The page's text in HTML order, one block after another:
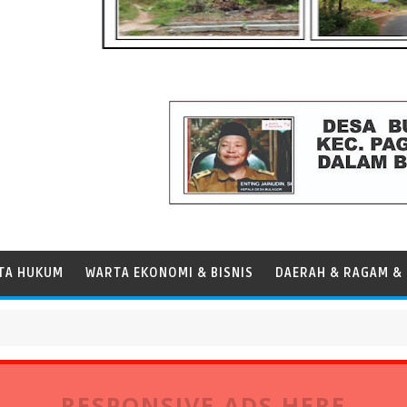
HUKUM WARTA EKONOMI & BISNIS DAERAH & RAGAM &
Tanjung Priok